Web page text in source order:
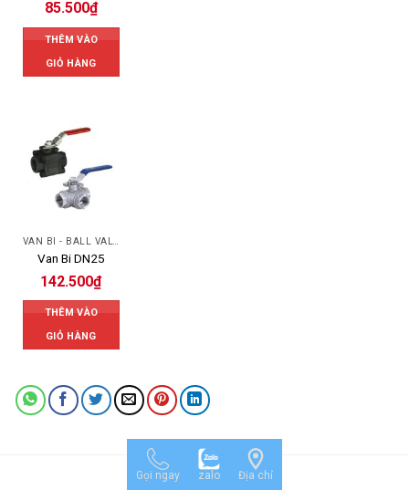
85.500₫
THÊM VÀO
GIỎ HÀNG
Van Bi DN25
142.500₫
THÊM VÀO
GIỎ HÀNG
Gọi ngay zalo Địa chỉ